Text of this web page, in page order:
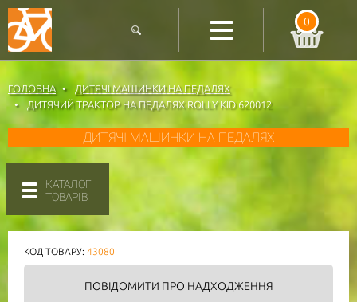
0
ГОЛОВНА
ДИТЯЧІ МАШИНКИ НА ПЕДАЛЯХ
ДИТЯЧИЙ ТРАКТОР НА ПЕДАЛЯХ ROLLY KID 620012
ДИТЯЧІ МАШИНКИ НА ПЕДАЛЯХ
КАТАЛОГ
ТОВАРІВ
КОД ТОВАРУ: 43080
ПОВІДОМИТИ ПРО НАДХОДЖЕННЯ